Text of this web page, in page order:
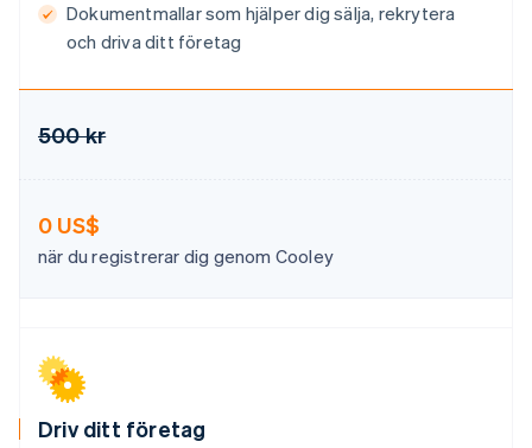
Dokumentmallar som hjälper dig sälja, rekrytera
och driva ditt företag
500 kr
0 US$
när du registrerar dig genom Cooley
Driv ditt företag
Irland
English
日本語
Kroatien
English
Lettland
English
Luxemburg
FrançaisDeutschEnglish